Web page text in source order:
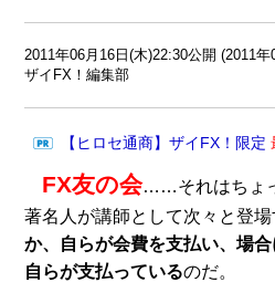
2011年06月16日(木)22:30公開 (2011
ザイFX！編集部
【ヒロセ通商】ザイFX！限定
FX友の会……それはちょ
著名人が講師として次々と登場
か、自らが会費を支払い、場
自らが支払っているのだ。